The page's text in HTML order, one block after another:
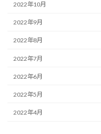
2022年10月
2022年9月
2022年8月
2022年7月
2022年6月
2022年5月
2022年4月